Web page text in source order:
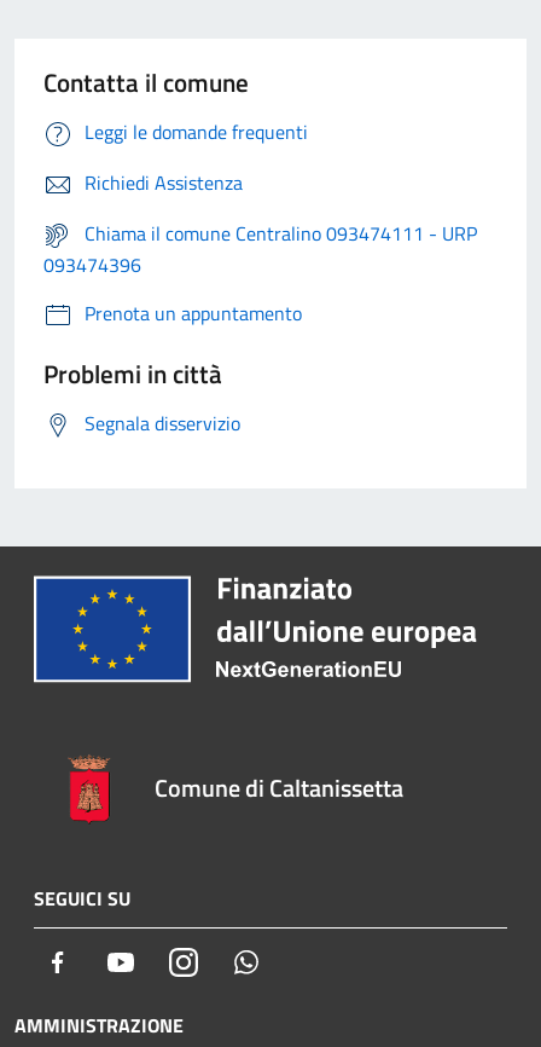
Contatta il comune
Leggi le domande frequenti
Richiedi Assistenza
Chiama il comune Centralino 093474111 - URP
093474396
Prenota un appuntamento
Problemi in città
Segnala disservizio
Comune di Caltanissetta
SEGUICI SU
Facebook YoutubeInstagram
AMMINISTRAZIONE